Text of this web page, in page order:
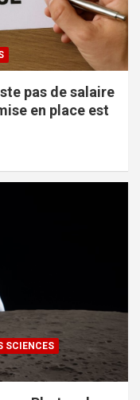
pas de salaire
en place est
SCIENCES